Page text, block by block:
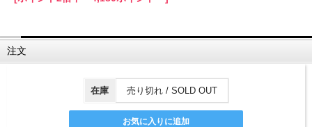
注文
在庫 売り切れ / SOLD OUT